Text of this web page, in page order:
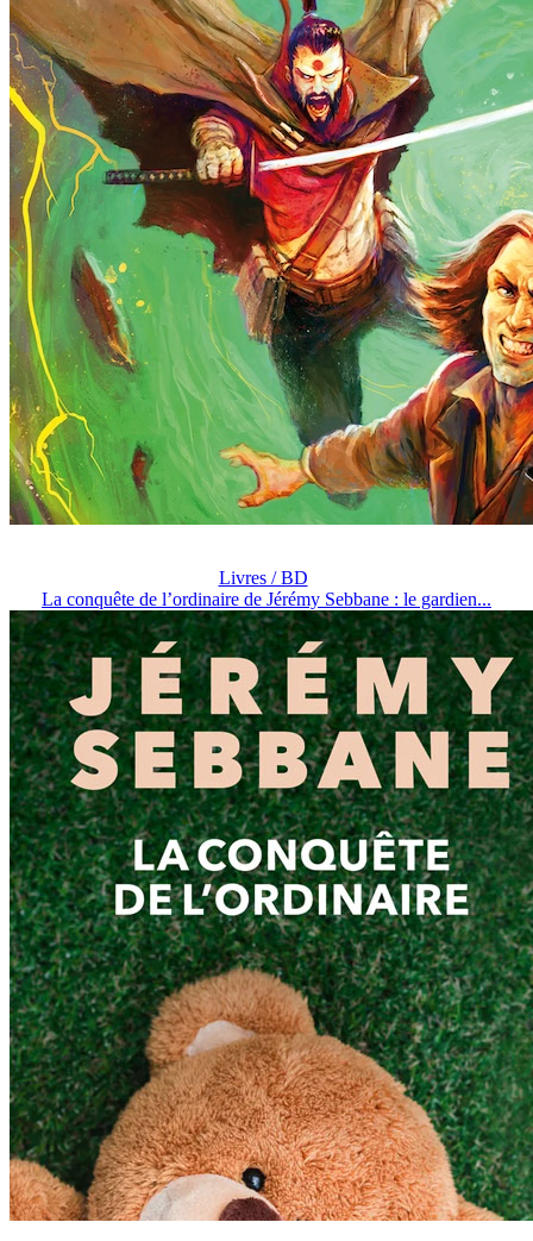
Livres / BD
La conquête de l’ordinaire de Jérémy Sebbane : le gardien...